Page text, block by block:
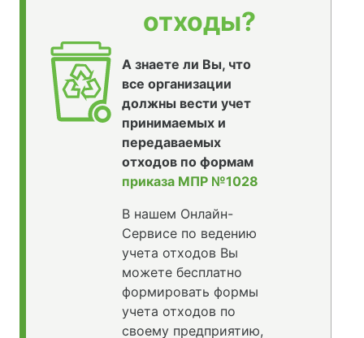
отходы?
А знаете ли Вы, что
все организации
должны вести учет
принимаемых и
передаваемых
отходов по формам
приказа МПР №1028
В нашем Онлайн-
Сервисе по ведению
учета отходов Вы
можете бесплатно
формировать формы
учета отходов по
своему предприятию,